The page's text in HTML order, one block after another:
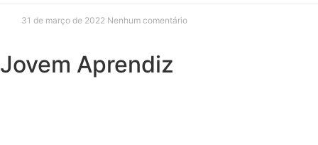
31 de março de 2022 Nenhum comentário
Jovem Aprendiz